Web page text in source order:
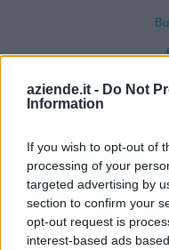
aziende.it - Do Not
Information
If you wish to opt-out of
processing of your
targeted advertising by
section to confirm your
opt-out request is
interest-based ads